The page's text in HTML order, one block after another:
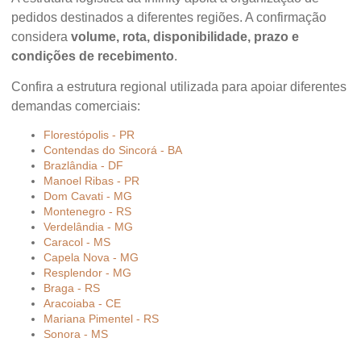
pedidos destinados a diferentes regiões. A confirmação
considera volume, rota, disponibilidade, prazo e
condições de recebimento.
Confira a estrutura regional utilizada para apoiar diferentes
demandas comerciais:
Florestópolis - PR
Contendas do Sincorá - BA
Brazlândia - DF
Manoel Ribas - PR
Dom Cavati - MG
Montenegro - RS
Verdelândia - MG
Caracol - MS
Capela Nova - MG
Resplendor - MG
Braga - RS
Aracoiaba - CE
Mariana Pimentel - RS
Sonora - MS